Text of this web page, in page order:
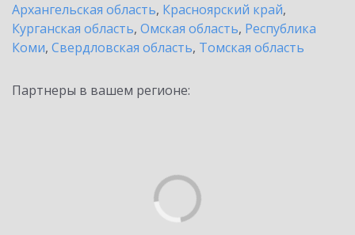
Архангельская область, Красноярский край,
Курганская область, Омская область, Республика
Коми, Свердловская область, Томская область
Партнеры в вашем регионе: